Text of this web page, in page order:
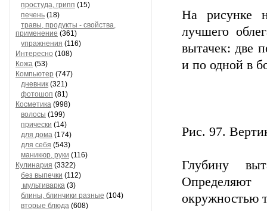
простуда, грипп (15)
печень (18)
травы, продукты - свойства,
применение (361)
упражнения (116)
Интересно (108)
Кожа (53)
Компьютер (747)
дневник (321)
фотошоп (81)
Косметика (998)
волосы (199)
прически (14)
для дома (174)
для себя (543)
маникюр, руки (116)
Кулинария (3322)
без выпечки (112)
мультиварка (3)
блины, блинчики разные (104)
вторые блюда (608)
На рисунке
лучшего
вытачек: две
и по одной в
Рис. 97.
Глубину
окружностью